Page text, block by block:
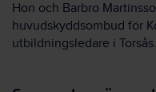
Hon och Barbro
huvudskyddsombud för
utbildningsledare i Torsås.